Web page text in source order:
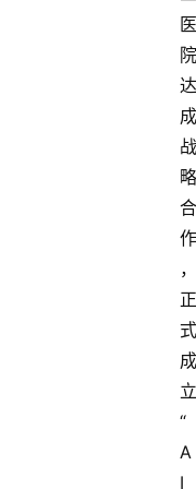
医
院
达
成
战
略
合
作
，
正
式
成
立
“
A
I